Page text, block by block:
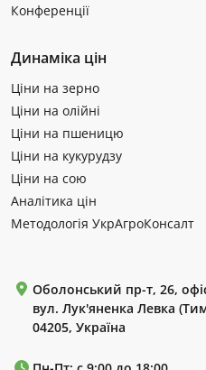
Конференції
Динаміка цін
Ціни на зерно
Ціни на олійні
Ціни на пшеницю
Ціни на кукурудзу
Ціни на сою
Аналітика цін
Методологія УкрАгроКонсалт
Оболонський пр-т, 26,
вул. Лук'яненка Левка
04205, Україна